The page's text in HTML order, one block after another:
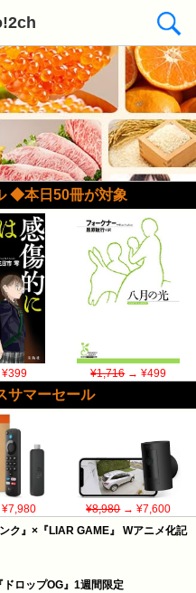
◆本日50冊が対象
¥1,716→ ¥499
サマーセール
¥8,980→ ¥7,600
ンク』×『LIAR GAME』 Wアニメ化記
ドロップOG』1週間限定